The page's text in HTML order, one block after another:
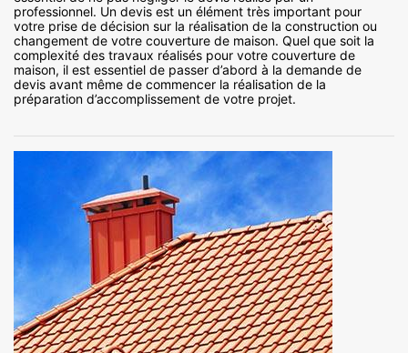
professionnel. Un devis est un élément très important pour
votre prise de décision sur la réalisation de la construction ou
changement de votre couverture de maison. Quel que soit la
complexité des travaux réalisés pour votre couverture de
maison, il est essentiel de passer d’abord à la demande de
devis avant même de commencer la réalisation de la
préparation d’accomplissement de votre projet.